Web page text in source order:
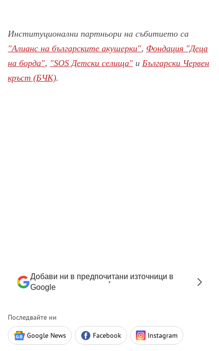
Институционални партньори на събитието са
"Алианс на българските акушерки", Фондация "Деца
на борда", "SOS Детски селища" и Български Червен
кръст (БЧК).
Добави ни в предпочитани източници в
Google
Последвайте ни
Google News Facebook Instagram